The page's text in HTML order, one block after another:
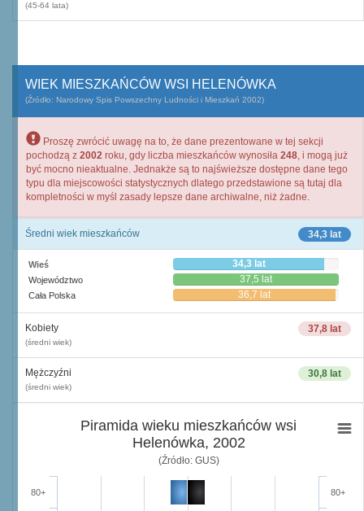
(45-64 lata)
WIEK MIESZKAŃCÓW WSI HELENÓWKA
(Źródło: Narodowy Spis Powszechny Ludności i Mieszkań 2002)
Proszę zwrócić uwagę na to, że dane prezentowane w tej sekcji
pochodzą z 2002 roku, gdy liczba mieszkańców wynosiła 248, i mogą już
być mocno nieaktualne. Jednakże są to najświeższe dostępne dane tego
typu dla miejscowości statystycznych dlatego przedstawione są tutaj dla
kompletności w myśl zasady lepsze dane archiwalne, niż żadne.
34,3 lat
Średni wiek mieszkańców
Wieś 34,3 lat
Województwo 37,5 lat
Cała Polska 36,7 lat
37,8 lat
Kobiety
(średni wiek)
30,8 lat
Mężczyźni
(średni wiek)
Piramida wieku mieszkańców wsi
Helenówka, 2002
(Źródło: GUS)
80+ 80+